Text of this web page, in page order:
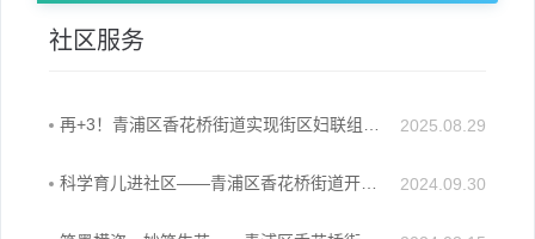
社区服务
再+3！青浦区香花桥街道实现街区妇联组织全覆盖！ 2025.08.29
科学育儿进社区——青浦区香花桥街道开展婴幼儿家庭科学育儿指导活动 2024.09.30